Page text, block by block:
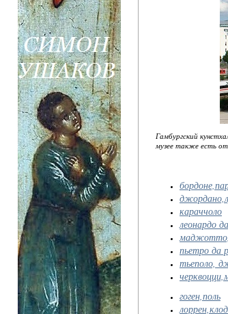
Гамбургский
музее также есть
караччоло
леонардо
пьетро да
тьеполо,
гоген,поль
лоррен,клод